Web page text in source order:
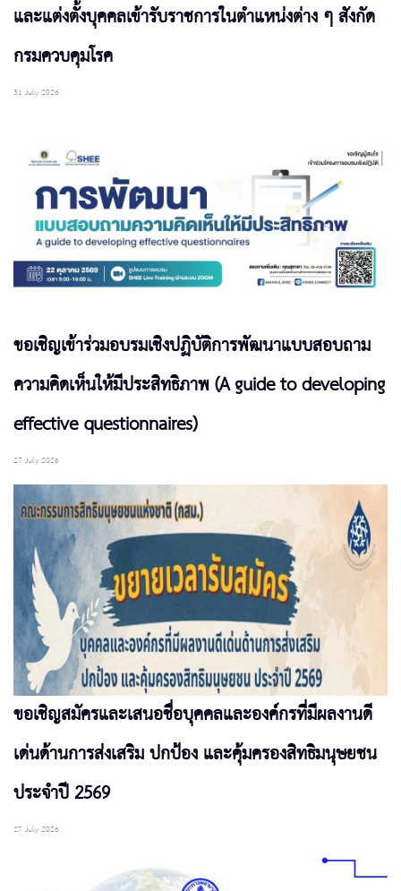
และแต่งตั้งบุคคลเข้ารับราชการในตำแหน่งต่าง ๆ สังกัด
กรมควบคุมโรค
31 July 2026
ขอเชิญเข้าร่วมอบรมเชิงปฏิบัติการพัฒนาแบบสอบถาม
ความคิดเห็นให้มีประสิทธิภาพ (A guide to developing
effective questionnaires)
27 July 2026
ขอเชิญสมัครและเสนอชื่อบุคคลและองค์กรที่มีผลงานดี
เด่นด้านการส่งเสริม ปกป้อง และคุ้มครองสิทธิมนุษยชน
ประจำปี 2569
27 July 2026